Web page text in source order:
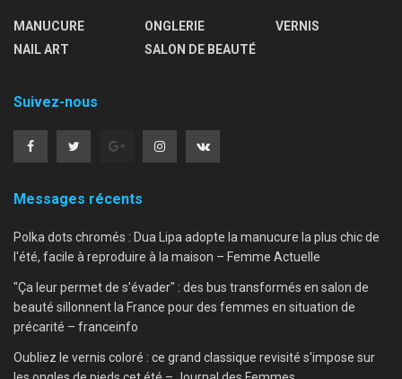
MANUCURE
NAIL ART
ONGLERIE
SALON DE BEAUTÉ
VERNIS
Suivez-nous
Messages récents
Polka dots chromés : Dua Lipa adopte la manucure la plus chic de
l'été, facile à reproduire à la maison – Femme Actuelle
"Ça leur permet de s'évader" : des bus transformés en salon de
beauté sillonnent la France pour des femmes en situation de
précarité – franceinfo
Oubliez le vernis coloré : ce grand classique revisité s'impose sur